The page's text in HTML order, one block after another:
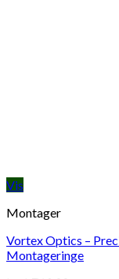
Vis
Montager
Vortex Optics –
Montageringe